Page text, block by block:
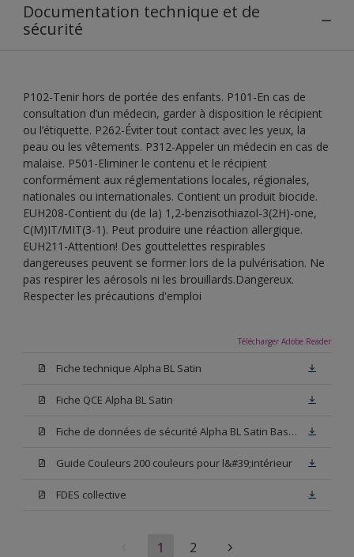
Documentation technique et de
sécurité
P102-Tenir hors de portée des enfants. P101-En cas de
consultation d’un médecin, garder à disposition le récipient
ou l’étiquette. P262-Éviter tout contact avec les yeux, la
peau ou les vêtements. P312-Appeler un médecin en cas de
malaise. P501-Eliminer le contenu et le récipient
conformément aux réglementations locales, régionales,
nationales ou internationales. Contient un produit biocide.
EUH208-Contient du (de la) 1,2-benzisothiazol-3(2H)-one,
C(M)IT/MIT(3-1). Peut produire une réaction allergique.
EUH211-Attention! Des gouttelettes respirables
dangereuses peuvent se former lors de la pulvérisation. Ne
pas respirer les aérosols ni les brouillards.Dangereux.
Respecter les précautions d'emploi
Télécharger Adobe Reader
Fiche technique Alpha BL Satin
Fiche QCE Alpha BL Satin
Fiche de données de sécurité Alpha BL Satin Base W05
Guide Couleurs 200 couleurs pour l&#39;intérieur
FDES collective
1 2